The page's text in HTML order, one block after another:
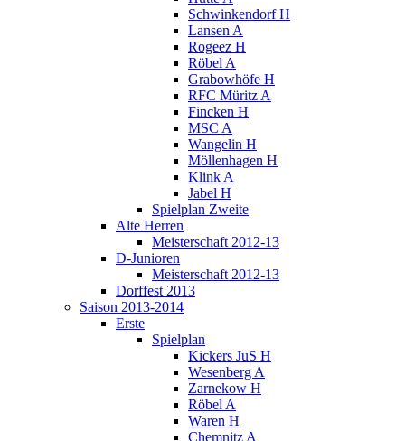
Schwinkendorf H
Lansen A
Rogeez H
Röbel A
Grabowhöfe H
RFC Müritz A
Fincken H
MSC A
Wangelin H
Möllenhagen H
Klink A
Jabel H
Spielplan Zweite
Alte Herren
Meisterschaft 2012-13
D-Junioren
Meisterschaft 2012-13
Dorffest 2013
Saison 2013-2014
Erste
Spielplan
Kickers JuS H
Wesenberg A
Zarnekow H
Röbel A
Waren H
Chemnitz A